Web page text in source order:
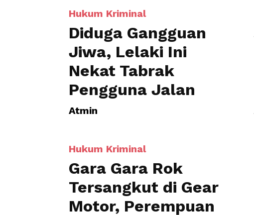
Jiwa, Lelaki Ini
Nekat Tabrak
Pengguna Jalan
Atmin
Hukum Kriminal
Tersangkut di Gear
Motor, Perempuan
Bersaudara Jatuh
Atmin